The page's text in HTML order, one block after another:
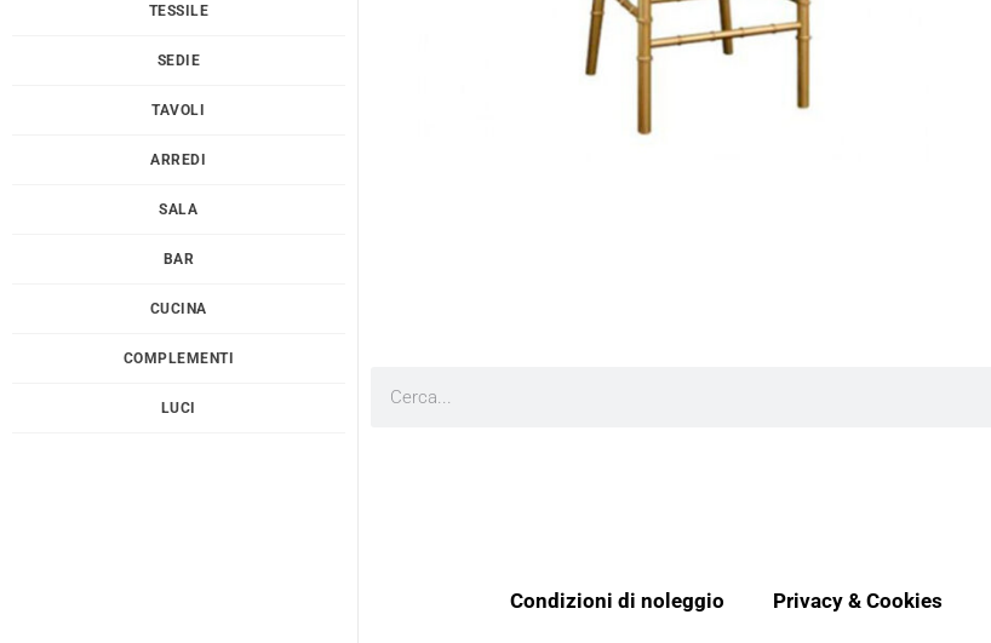
TESSILE
SEDIE
TAVOLI
ARREDI
SALA
BAR
CUCINA
COMPLEMENTI
LUCI
Cerca
Condizioni di noleggio Privacy & Cookies